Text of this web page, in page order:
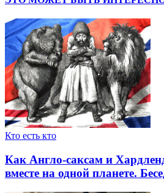
Кто есть кто
Как Англо-саксам и
вместе на одной планете.